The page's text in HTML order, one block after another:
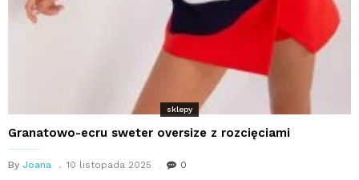
sklepy
Granatowo-ecru sweter oversize z rozcięciami
By Joana 10 listopada 2025 0